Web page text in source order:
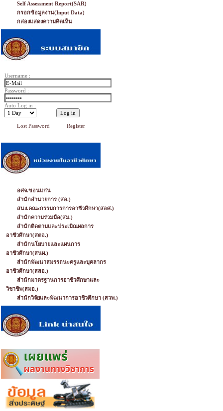
Self Assessment Report(SAR)
กรอกข้อมูลงาน(Input Data)
กล่องแสดงความคิดเห็น
Username :
Password :
Auto Log in :
Lost Password Register
อศจ.ขอนแก่น
สำนักอำนวยการ (สอ.)
สนง.คณะกรรมการการอาชีวศึกษา(สอศ.)
สำนักความร่วมมือ(สม.)
สำนักติดตามและประเมิณผลการ
อาชีวศึกษา(สตอ.)
สำนักนโยบายและแผนการ
อาชีวศึกษา(สนผ.)
สำนักพัฒนาสมรรถนะครูและบุคลากร
อาชีวศึกษา(สสอ.)
สำนักมาตรฐานการอาชีวศึกษาและ
วิชาชีพ(สมอ.)
สำนักวิจัยและพัฒนาการอาชีวศึกษา (สวพ.)